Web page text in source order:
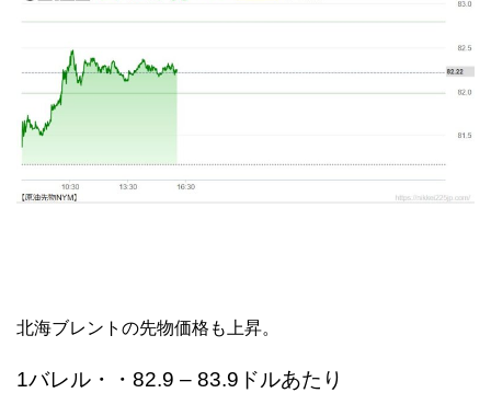
北海ブレントの先物価格も上昇。
1バレル・・82.9 – 83.9ドルあたり